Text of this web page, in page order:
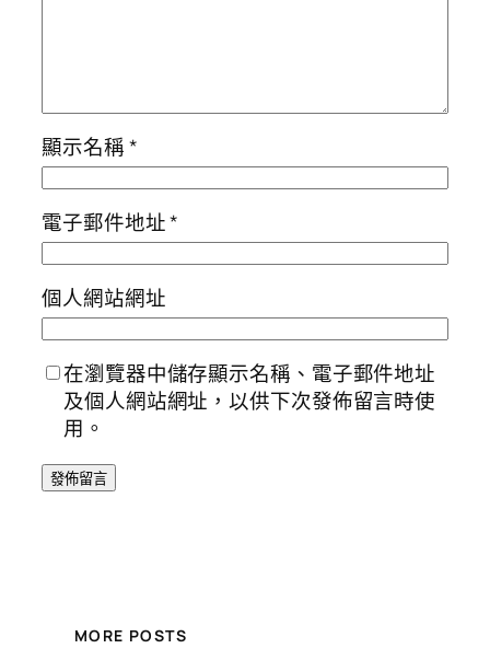
顯示名稱*
電子郵件地址*
個人網站網址
在瀏覽器中儲存顯示名稱、電子郵件地址
及個人網站網址，以供下次發佈留言時使
用。
MORE POSTS